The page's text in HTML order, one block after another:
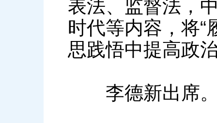
表法、监督法，
时代等内容，将“
思践悟中提高政
李德新出席